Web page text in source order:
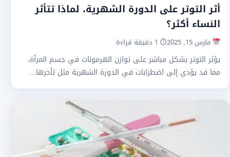
أثر التوتر على الدورة الشهرية، لماذا تتأثر
النساء أكثر؟
مارس 15, 2025 ⏱ 1 دقيقة قراءة
يؤثر التوتر بشكل مباشر على توازن الهرمونات في جسم المرأة،
مما قد يؤدي إلى اضطرابات في الدورة الشهرية مثل تأخرها…